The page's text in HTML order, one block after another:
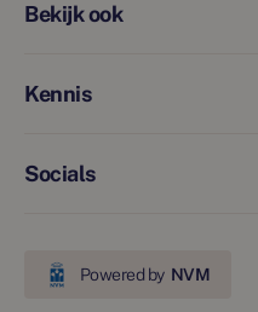
Bekijk ook
Kennis
Socials
Powered by NVM